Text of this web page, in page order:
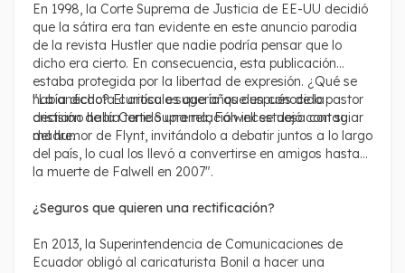
En 1998, la Corte Suprema de Justicia de EE-UU decidió
que la sátira era tan evidente en este anuncio parodia
de la revista Hustler que nadie podría pensar que lo
dicho era cierto. En consecuencia, esta publicación
estaba protegida por la libertad de expresión. ¿Qué se
había dicho? El artículo sugería que un conocido pastor
cristiano había tenido una relación incestuosa con su
madre.
"La anécdota curiosa es que años después de la
decisión de la Corte Suprema, Falwell se dejó contagiar
del humor de Flynt, invitándolo a debatir juntos a lo largo
del país, lo cual los llevó a convertirse en amigos hasta
la muerte de Falwell en 2007".
¿Seguros que quieren una rectificación?
En 2013, la Superintendencia de Comunicaciones de
Ecuador obligó al caricaturista Bonil a hacer una